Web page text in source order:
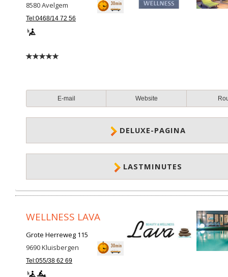
8580Avelgem
Tel:0468/14 72 56
E-mail Website
DELUXE-PAGINA
LASTMINUTES
WELLNESS LAVA
Grote Herreweg 115
9690Kluisbergen
Tel:055/38 62 69